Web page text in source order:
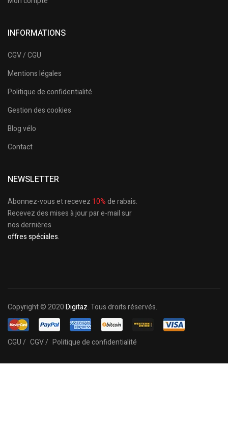
INFORMATIONS
CGV / CGU
Mentions légales
Politique de confidentialité
Gestion des cookies
Blog vélo
Contact
NEWSLETTER
Abonnez-vous et recevez 10%de rabais.
Recevez des mises à jour par e-mail sur
nos dernières
offres spéciales.
Copyright © 2020Digitaz. Tous droits réservés.
CGU / CGV / Politique de confidentialité